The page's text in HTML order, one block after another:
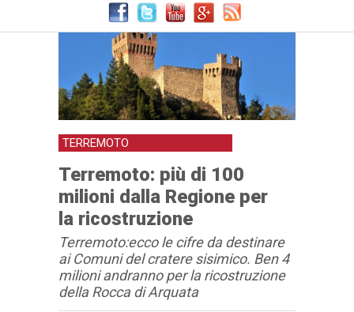
TERREMOTO
Terremoto: più di 100
milioni dalla Regione per
la ricostruzione
Terremoto:ecco le cifre da destinare
ai Comuni del cratere sisimico. Ben 4
milioni andranno per la ricostruzione
della Rocca di Arquata